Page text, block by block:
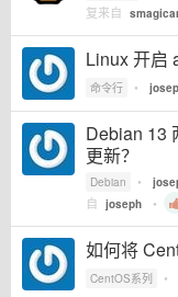
复来自
Linux 开启
命令行 •
Debian 13
更新？
Debian •
自 joseph •
如何将
CentOS系列 •